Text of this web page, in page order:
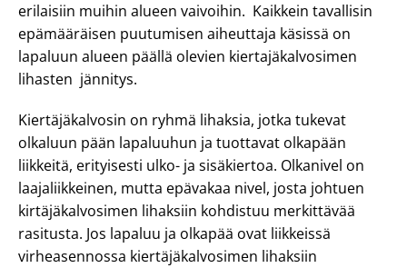
erilaisiin muihin alueen vaivoihin. Kaikkein tavallisin
epämääräisen puutumisen aiheuttaja käsissä on
lapaluun alueen päällä olevien kiertajäkalvosimen
lihasten jännitys.
Kiertäjäkalvosin on ryhmä lihaksia, jotka tukevat
olkaluun pään lapaluuhun ja tuottavat olkapään
liikkeitä, erityisesti ulko- ja sisäkiertoa. Olkanivel on
laajaliikkeinen, mutta epävakaa nivel, josta johtuen
kirtäjäkalvosimen lihaksiin kohdistuu merkittävää
rasitusta. Jos lapaluu ja olkapää ovat liikkeissä
virheasennossa kiertäjäkalvosimen lihaksiin